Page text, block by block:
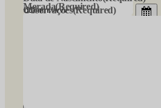
Morada(Required)
Observações(Required)